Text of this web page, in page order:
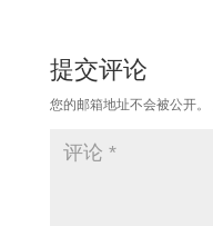
提交评论
您的邮箱地址不会被公开。